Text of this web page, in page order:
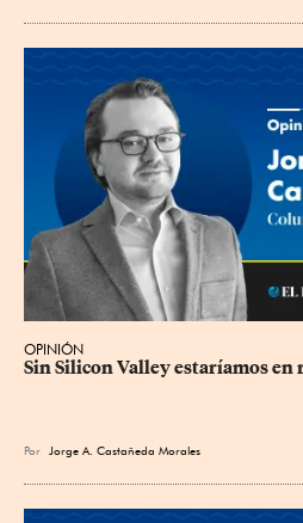
OPINIÓN
Sin Silicon Valley estaríamos en
Por Jorge A. Castañeda Morales